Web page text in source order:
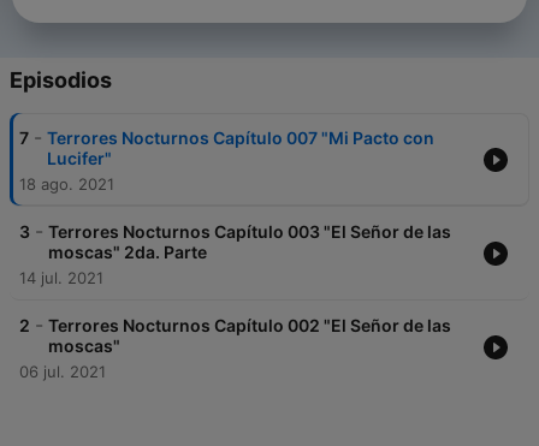
Episodios
7 - Terrores Nocturnos Capítulo 007 "Mi Pacto con
Lucifer"
18 ago. 2021
3 - Terrores Nocturnos Capítulo 003 "El Señor de las
moscas" 2da. Parte
14 jul. 2021
2 - Terrores Nocturnos Capítulo 002 "El Señor de las
moscas"
06 jul. 2021